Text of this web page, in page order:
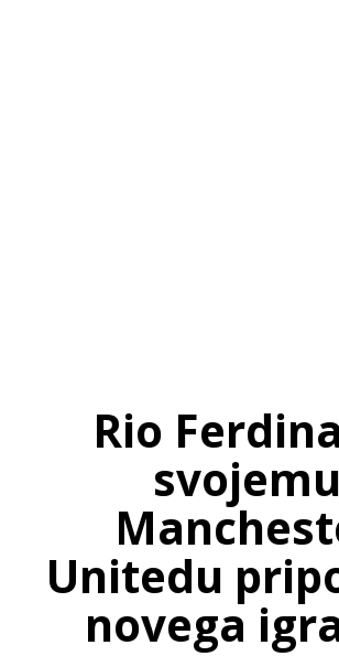
Rio
svojemu
Unitedu
novega